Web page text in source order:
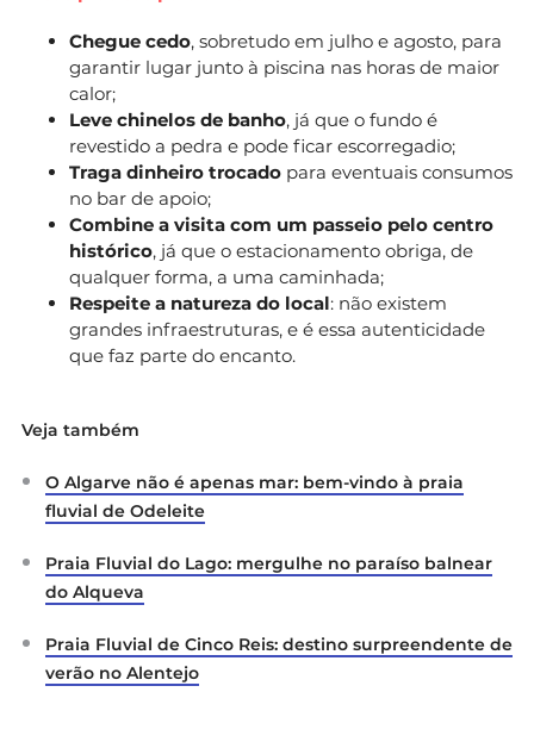
Chegue cedo, sobretudo em julho e agosto, para
garantir lugar junto à piscina nas horas de maior
calor;
Leve chinelos de banho, já que o fundo é
revestido a pedra e pode ficar escorregadio;
Traga dinheiro trocado para eventuais consumos
no bar de apoio;
Combine a visita com um passeio pelo centro
histórico, já que o estacionamento obriga, de
qualquer forma, a uma caminhada;
Respeite a natureza do local: não existem
grandes infraestruturas, e é essa autenticidade
que faz parte do encanto.
Veja também
O Algarve não é apenas mar: bem-vindo à praia
fluvial de Odeleite
Praia Fluvial do Lago: mergulhe no paraíso balnear
do Alqueva
Praia Fluvial de Cinco Reis: destino surpreendente de
verão no Alentejo